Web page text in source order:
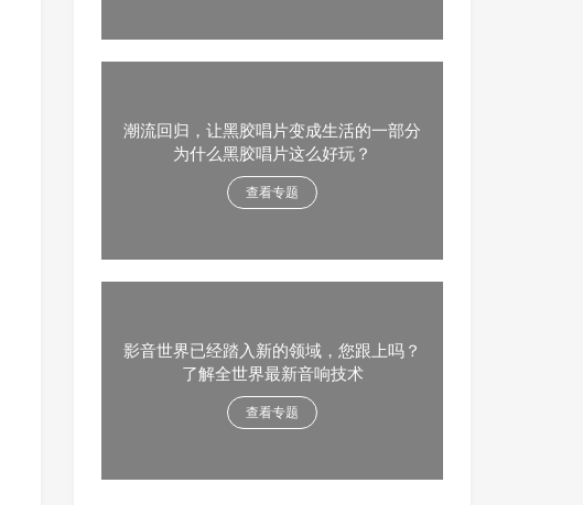
潮流回归，让黑胶唱片变成生活的一部分
为什么黑胶唱片这么好玩？
查看专题
影音世界已经踏入新的领域，您跟上吗？
了解全世界最新音响技术
查看专题